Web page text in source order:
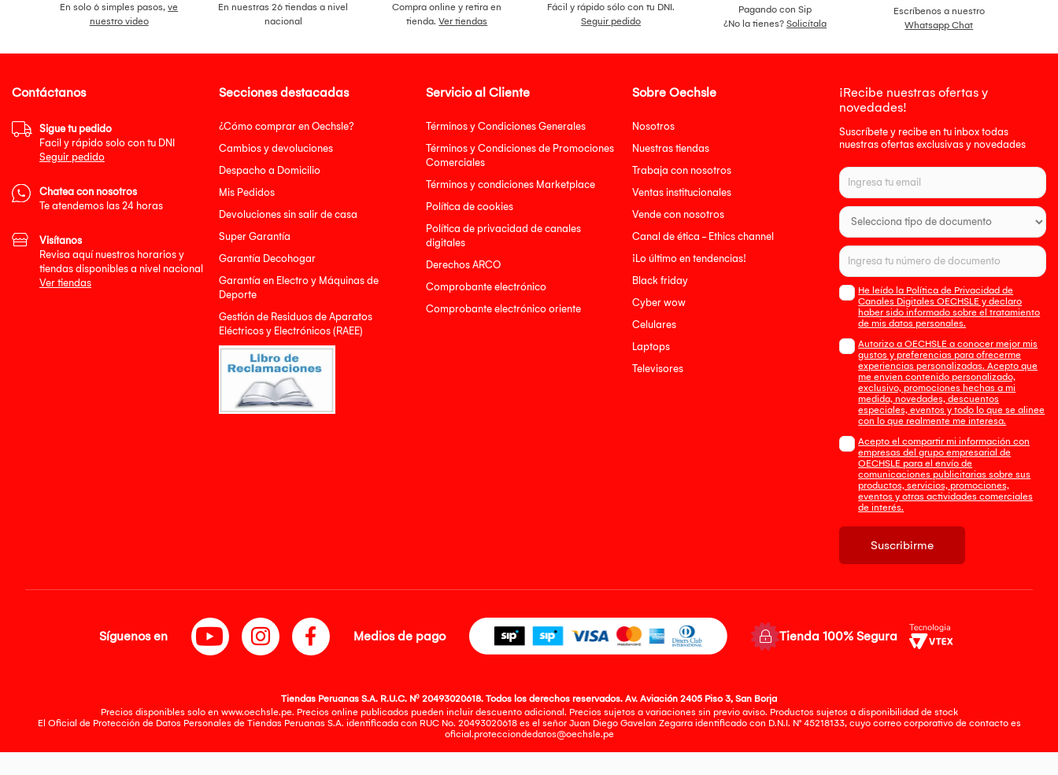
En solo 6 simples pasos,ve
nuestro video
En nuestras 26 tiendas a nivel
nacional
Compra online y retira en
tienda.Ver tiendas
Fácil y rápido sólo con tu DNI.
Seguir pedido
Pagando con Sip
¿No la tienes? Solicítala
Escríbenos a nuestro
Whatsapp Chat
Secciones destacadas
¿Cómo comprar en Oechsle?
Cambios y devoluciones
Despacho a Domicilio
Mis Pedidos
Devoluciones sin salir de casa
Super Garantía
Garantía Decohogar
Garantía en Electro y Máquinas de
Deporte
Gestión de Residuos de Aparatos
Eléctricos y Electrónicos (RAEE)
Servicio al Cliente
Términos y Condiciones Generales
Términos y Condiciones de Promociones
Comerciales
Términos y condiciones Marketplace
Política de cookies
Política de privacidad de canales
digitales
Derechos ARCO
Comprobante electrónico
Comprobante electrónico oriente
Sobre Oechsle
Nosotros
Nuestras tiendas
Trabaja con nosotros
Ventas institucionales
Vende con nosotros
Canal de ética - Ethics channel
¡Lo último en tendencias!
Black friday
Cyber wow
Celulares
Laptops
Televisores
¡Recibe nuestras ofertas y
novedades!
Suscríbete y recibe en tu inbox todas
nuestras ofertas exclusivas y novedades
He leído la Política de Privacidad de
Canales Digitales OECHSLE y declaro
haber sido informado sobre el tratamiento
de mis datos personales.
Autorizo a OECHSLE a conocer mejor mis
gustos y preferencias para ofrecerme
experiencias personalizadas. Acepto que
me envien contenido personalizado,
exclusivo, promociones hechas a mi
medida, novedades, descuentos
especiales, eventos y todo lo que se alinee
con lo que realmente me interesa.
Acepto el compartir mi información con
empresas del grupo empresarial de
OECHSLE para el envío de
comunicaciones publicitarias sobre sus
productos, servicios, promociones,
eventos y otras actividades comerciales
de interés.
Suscribirme
Contáctanos
Sigue tu pedido
Facil y rápido solo con tu DNI
Seguir pedido
Chatea con nosotros
Te atendemos las 24 horas
Visítanos
Revisa aquí nuestros horarios y
tiendas disponibles a nivel nacional
Ver tiendas
Síguenos en Medios de pago Tienda 100% Segura
Tiendas Peruanas S.A. R.U.C. Nº 20493020618. Todos los derechos reservados. Av. Aviación 2405 Piso 3, San Borja
Precios disponibles solo en www.oechsle.pe. Precios online publicados pueden incluir descuento adicional. Precios sujetos a variaciones sin previo aviso. Productos sujetos a disponibilidad de stock
El Oficial de Protección de Datos Personales de Tiendas Peruanas S.A. identificada con RUC No. 20493020618 es el señor Juan Diego Gavelan Zegarra identificado con D.N.I. N° 45218133, cuyo correo corporativo de contacto es
oficial.protecciondedatos@oechsle.pe